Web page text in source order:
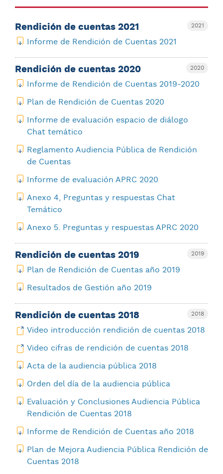
2021
Rendición de cuentas 2021
Informe de Rendición de Cuentas 2021
2020
Rendición de cuentas 2020
Informe de Rendición de Cuentas 2019-2020
Plan de Rendición de Cuentas 2020
Informe de evaluación espacio de diálogo
Chat temático
Reglamento Audiencia Pública de Rendición
de Cuentas
Informe de evaluación APRC 2020
Anexo 4, Preguntas y respuestas Chat
Temático
Anexo 5. Preguntas y respuestas APRC 2020
2019
Rendición de cuentas 2019
Plan de Rendición de Cuentas año 2019
Resultados de Gestión año 2019
2018
Rendición de cuentas 2018
Video introducción rendición de cuentas 2018
Video cifras de rendición de cuentas 2018
Acta de la audiencia pública 2018
Orden del día de la audiencia pública
Evaluación y Conclusiones Audiencia Pública
Rendición de Cuentas 2018
Informe de Rendición de Cuentas año 2018
Plan de Mejora Audiencia Pública Rendición de
Cuentas 2018